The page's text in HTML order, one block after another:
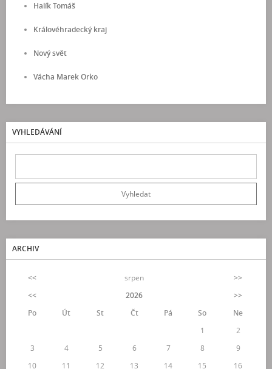
Halík Tomáš
Královéhradecký kraj
Nový svět
Vácha Marek Orko
VYHLEDÁVÁNÍ
ARCHIV
<< srpen
>>
<<
2026
>>
Po
Út St Čt Pá So
Ne
1
2
3
4 5 6 7 8
9
10
11 12 13 14 15 16